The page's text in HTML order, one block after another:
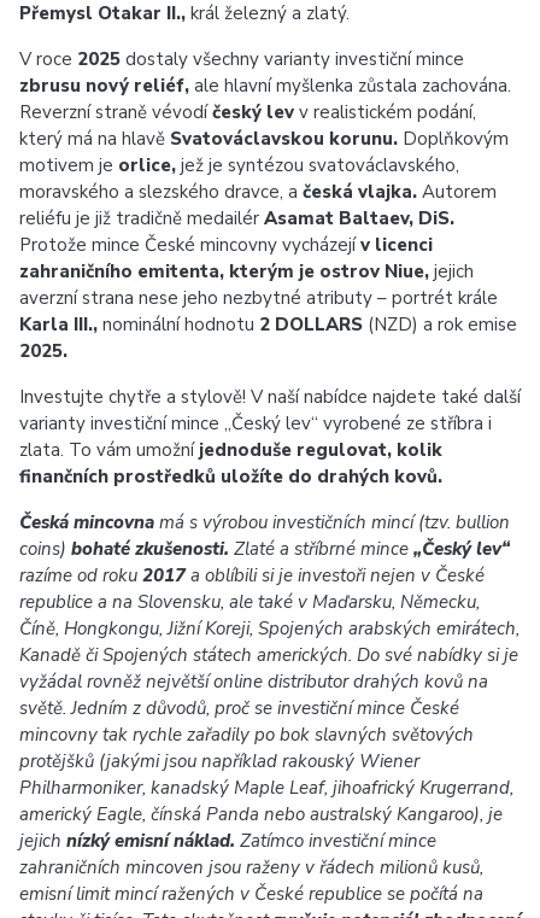
Přemysl Otakar II., král železný a zlatý.
V roce 2025 dostaly všechny varianty investiční mince
zbrusu nový reliéf, ale hlavní myšlenka zůstala zachována.
Reverzní straně vévodíčeský lev v realistickém podání,
který má na hlavě Svatováclavskou korunu. Doplňkovým
motivem je orlice, jež je syntézou svatováclavského,
moravského a slezského dravce, a česká vlajka. Autorem
reliéfu je již tradičně medailér Asamat Baltaev, DiS.
Protože mince České mincovny vycházejív licenci
zahraničního emitenta, kterým je ostrov Niue, jejich
averzní strana nese jeho nezbytné atributy – portrét krále
Karla III., nominální hodnotu 2 DOLLARS (NZD) a rok emise
2025.
Investujte chytře a stylově! V naší nabídce najdete také další
varianty investiční mince „Český lev“ vyrobené ze stříbra i
zlata. To vám umožní jednoduše regulovat, kolik
finančních prostředků uložíte do drahých kovů.
Česká mincovna má s výrobou investičních mincí (tzv. bullion
coins) bohaté zkušenosti. Zlaté a stříbrné mince „Český lev“
razíme od roku 2017a oblíbili si je investoři nejen v České
republice a na Slovensku, ale také v Maďarsku, Německu,
Číně, Hongkongu, Jižní Koreji, Spojených arabských emirátech,
Kanadě či Spojených státech amerických. Do své nabídky si je
vyžádal rovněž největší online distributor drahých kovů na
světě. Jedním z důvodů, proč se investiční mince České
mincovny tak rychle zařadily po bok slavných světových
protějšků (jakými jsou například rakouský Wiener
Philharmoniker, kanadský Maple Leaf, jihoafrický Krugerrand,
americký Eagle, čínská Panda nebo australský Kangaroo), je
jejich nízký emisní náklad. Zatímco investiční mince
zahraničních mincoven jsou raženy v řádech milionů kusů,
emisní limit mincí ražených v České republice se počítá na